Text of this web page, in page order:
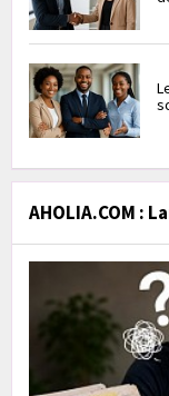
AHOLIA.COM :